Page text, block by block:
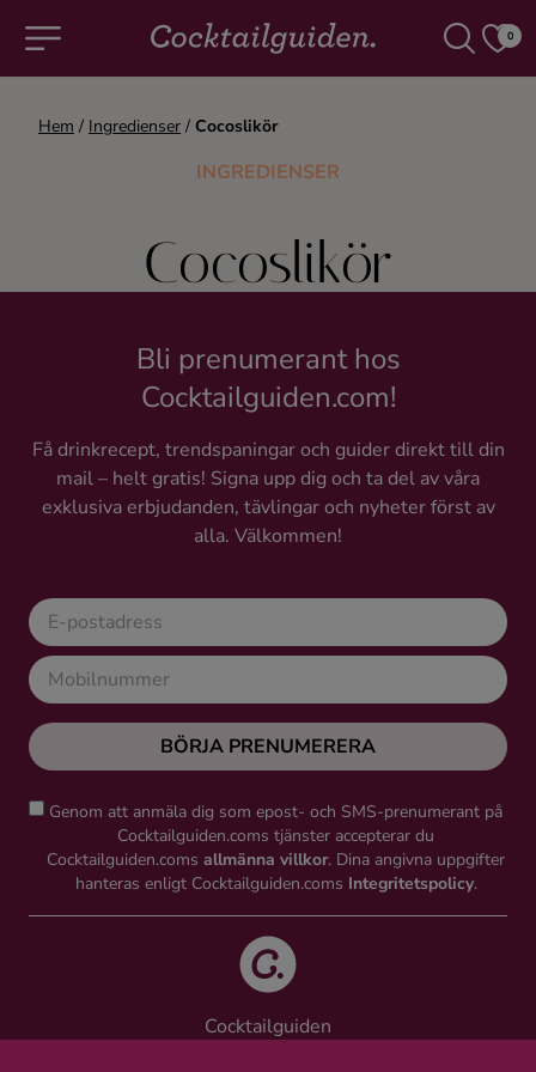
0
COCKTAILS & DRINKAR
Alkoholfritt
Champagne
Gin
Konjak
Likör
Tequila
Whisky
Hem / Ingredienser / Cocoslikör
INGREDIENSER
Cocoslikör
Bli prenumerant hos
Cocktailguiden.com!
Få drinkrecept, trendspaningar och guider direkt till din
mail – helt gratis! Signa upp dig och ta del av våra
exklusiva erbjudanden, tävlingar och nyheter först av
alla. Välkommen!
BÖRJA PRENUMERERA
Genom att anmäla dig som epost- och SMS-prenumerant på
Cocktailguiden.coms tjänster accepterar du
Cocktailguiden.coms allmänna villkor. Dina angivna uppgifter
hanteras enligt Cocktailguiden.coms Integritetspolicy.
Cocktailguiden